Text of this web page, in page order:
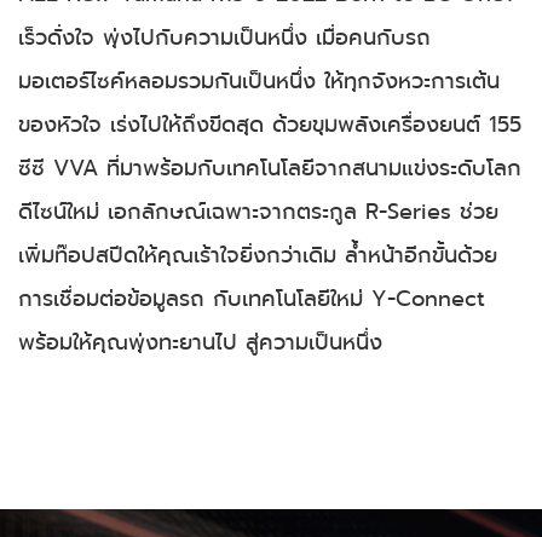
เร็วดั่งใจ พุ่งไปกับความเป็นหนึ่ง เมื่อคนกับรถ
มอเตอร์ไซค์หลอมรวมกันเป็นหนึ่ง ให้ทุกจังหวะการเต้น
ของหัวใจ เร่งไปให้ถึงขีดสุด ด้วยขุมพลังเครื่องยนต์ 155
ซีซี VVA ที่มาพร้อมกับเทคโนโลยีจากสนามแข่งระดับโลก
ดีไซน์ใหม่ เอกลักษณ์เฉพาะจากตระกูล R-Series ช่วย
เพิ่มท๊อปสปีดให้คุณเร้าใจยิ่งกว่าเดิม ล้ำหน้าอีกขั้นด้วย
การเชื่อมต่อข้อมูลรถ กับเทคโนโลยีใหม่ Y-Connect
พร้อมให้คุณพุ่งทะยานไป สู่ความเป็นหนึ่ง